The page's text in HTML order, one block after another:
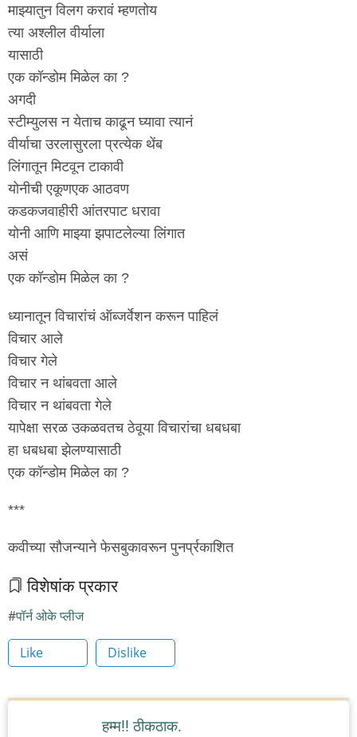
माझ्यातुन विलग करावं म्हणतोय
त्या अश्लील वीर्याला
यासाठी
एक कॉन्डोम मिळेल का ?
अगदी
स्टीम्युलस न येताच काढून घ्यावा त्यानं
वीर्याचा उरलासुरला प्रत्येक थेंब
लिंगातून मिटवून टाकावी
योनीची एकूणएक आठवण
कडकजवाहीरी आंतरपाट धरावा
योनी आणि माझ्या झपाटलेल्या लिंगात
असं
एक कॉन्डोम मिळेल का ?
ध्यानातून विचारांचं ऑब्जर्वेशन करून पाहिलं
विचार आले
विचार गेले
विचार न थांबवता आले
विचार न थांबवता गेले
यापेक्षा सरळ उकळवतच ठेवूया विचारांचा धबधबा
हा धबधबा झेलण्यासाठी
एक कॉन्डोम मिळेल का ?
***
कवीच्या सौजन्याने फेसबुकावरून पुनर्प्रकाशित
विशेषांक प्रकार
पॉर्न ओके प्लीज
Like Dislike
हम्म!! ठीकठाक.